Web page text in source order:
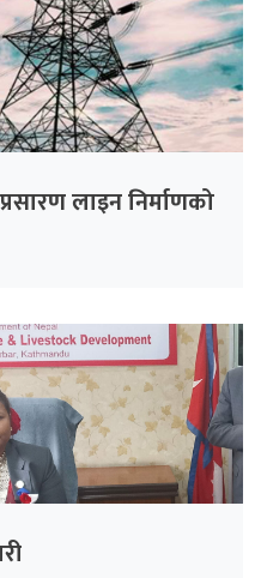
लाइन निर्माणको